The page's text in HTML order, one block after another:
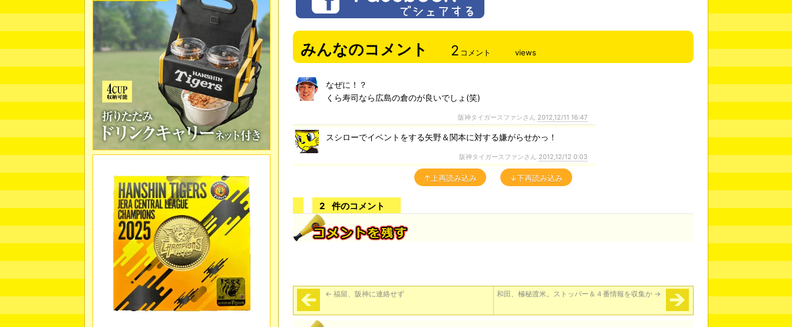
みんなのコメント 2 コメント views
なぜに！？
くら寿司なら広島の倉のが良いでしょ(笑)
阪神タイガースファンさん 2012,12/11 16:47
スシローでイベントをする矢野＆関本に対する嫌がらせかっ！
阪神タイガースファンさん 2012,12/12 0:03
↑上再読み込み ↓下再読み込み
2 件のコメント
← 福留、阪神に連絡せず 和田、極秘渡米。ストッパー＆４番情報を収集か →